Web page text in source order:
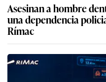
Asesinan a hombre
una dependencia
Rímac